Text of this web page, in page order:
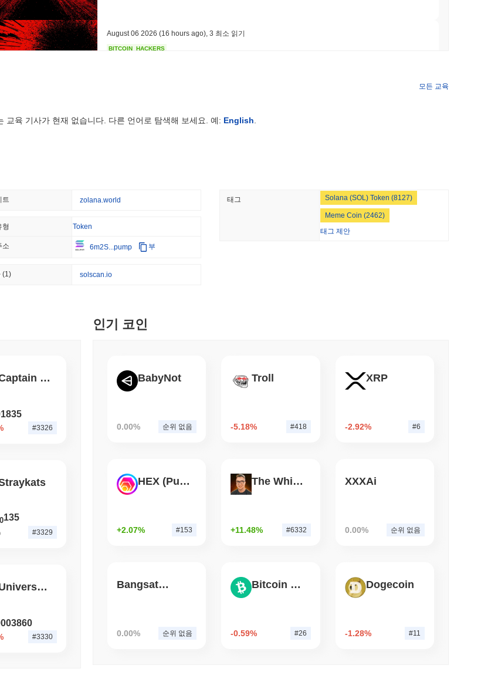
.
치타는 누구를 위해 설계되었나요?
치타는 소비자와 개발자를 포함한 다양한 대상을 위해 설계되어, 이들이 플랫폼에 효과적으로 참여하고 활용할 수 있도록 합니
요한 역할을 합니다. 이들은 스테이킹 및 거버넌스와 같은 메커니즘을 통해 참여하여 생태계의 성장과 지속 가능성에 기여합니다.
과 같은 고급 암호화 기술을 사용합니다. 이 암호화는 무단 접근으로부터 보호하고 거래가 검증 가능하며 변조되지 않도록 보
다. 검증자에 대한 인센티브는 네트워크 참여에 대한 보상으로 분배되는 스테이킹 보상을 포함하며, 악의적인 행동이나 거래를
르게 검증하지 못한 경우에는 슬래싱으로 알려진 처벌이 부과됩니다. 이 이중 메커니즘은 참가자 간의 정직한 행동을 장려합니다.
인 보안 조치로는 정기적인 감사와 토큰 보유자가 의사 결정 과정에 참여할 수 있는 거버넌스 프레임워크가 포함되어, 네트워크
치타는 2023년 초부터 커뮤니티 거버넌스 분쟁 및 규제 검토와 관련된 논란에 직면했습니다. 2023년 중반, 프로젝트는 거버넌
해 법률 전문가와 협력하고, 준수 프로토콜을 업데이트하여 대응했습니다. 베이비 치타에 대한 지속적인 위험으로는 시장 변동성
Baby Cheetah (ZOLA) FAQ – 핵심 지표 및 시장 인사이트
Cheetah (ZOLA)는 centralized 암호화폐 거래소에서 널리 이용할 수 있습니다. 가장 활발한 플랫폼은
USDT
거래 쌍은 24시간 거래량이$0.552020 이상을 기록했습니다.
니다.
고가(ATH):
저가(ATL):$0.00
Cheetah의 현재 시가총액은 얼마인가요?
Cheetah의 시가총액은 약
, 시장 규모별로 전 세계 #3324위에 랭크되어 있습니다입니다. 이 수치는 999 814 044개
Cheetah는 더 넓은 암호화폐 시장과 비교하여 어떤 성과를 내고 있나요?
August 06 2026 (16 hours ago) 3 최소 읽기
BITCOIN HACKERS
CIRCLE TOKENIZATION
미국과 영국, GENIUS 법안 규정이 2027년으로 미뤄지면서 스테이블코인 협
August 06 2026
BNY, 기관들이 자산을 BNY의 관리에서 벗어나지 않고도 암호화폐 스테이
August 05 2026
August 05 2026
디나리, 미국 자가 보관 지갑을 위한 전체 S&P 500 온체인화
BITCOIN CRYPTO SERVICES
비트고, 레이어제로에서 체인링크로 74억 달러의 래핑 비트코인 전환
모든 교육
교육 기사가 현재 없습니다. 다른 언어로 탐색해 보세요. 예: English
트 zolana.world
형 Token
소 6m2S...pump 부
(1) solscan.io
태그 Solana (SOL) Token (8127)
Meme Coin (2462)
태그 제안
Captain KUMA
#3326
135
#3329
Universal Basic Compute
#3330
인기 코인
BabyNot
0.00% 순위 없음
Troll
-5.18% #418
XRP
-2.92% #6
HEX (Pulsechain)
+2.07% #153
The White Bull
+11.48% #6332
XXXAi
0.00% 순위 없음
Bangsat 666
0.00% 순위 없음
Bitcoin Cash
-0.59% #26
Dogecoin
-1.28% #11